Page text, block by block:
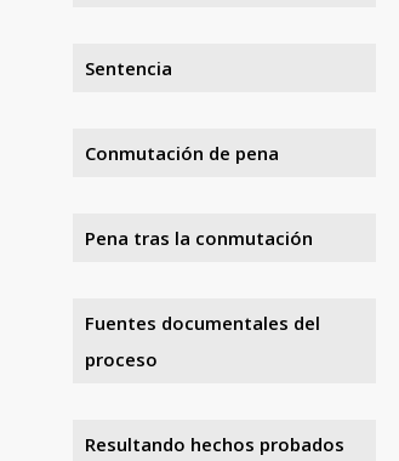
Sentencia
Conmutación de pena
Pena tras la conmutación
Fuentes documentales del
proceso
Resultando hechos probados